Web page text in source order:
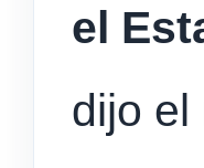
el
dijo el